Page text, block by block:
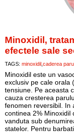
Minoxidil,
efectele sale
TAGS: minoxidil caderea
Minoxidil este un
exclusiv pe cale orala
tensiune. Pe aceasta
cauza cresterea
fenomen reversibil. In
continea 2% Minoxidil
vanduta sub
statelor. Pentru